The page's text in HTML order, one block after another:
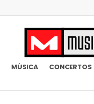
MÚSICA CONCERTOS